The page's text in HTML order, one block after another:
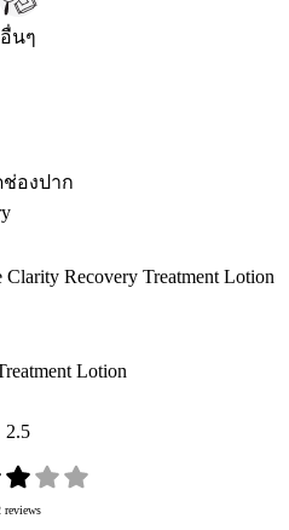
อื่นๆ
องปาก
Clarity Recovery Treatment Lotion
Lotion
2.5
reviews